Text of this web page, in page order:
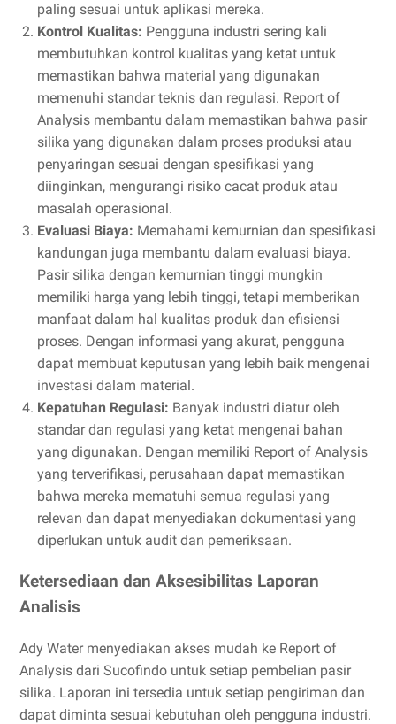
paling sesuai untuk aplikasi mereka.
Kontrol Kualitas: Pengguna industri sering kali
membutuhkan kontrol kualitas yang ketat untuk
memastikan bahwa material yang digunakan
memenuhi standar teknis dan regulasi. Report of
Analysis membantu dalam memastikan bahwa pasir
silika yang digunakan dalam proses produksi atau
penyaringan sesuai dengan spesifikasi yang
diinginkan, mengurangi risiko cacat produk atau
masalah operasional.
Evaluasi Biaya: Memahami kemurnian dan spesifikasi
kandungan juga membantu dalam evaluasi biaya.
Pasir silika dengan kemurnian tinggi mungkin
memiliki harga yang lebih tinggi, tetapi memberikan
manfaat dalam hal kualitas produk dan efisiensi
proses. Dengan informasi yang akurat, pengguna
dapat membuat keputusan yang lebih baik mengenai
investasi dalam material.
Kepatuhan Regulasi: Banyak industri diatur oleh
standar dan regulasi yang ketat mengenai bahan
yang digunakan. Dengan memiliki Report of Analysis
yang terverifikasi, perusahaan dapat memastikan
bahwa mereka mematuhi semua regulasi yang
relevan dan dapat menyediakan dokumentasi yang
diperlukan untuk audit dan pemeriksaan.
Ketersediaan dan Aksesibilitas Laporan
Analisis
Ady Water menyediakan akses mudah ke Report of
Analysis dari Sucofindo untuk setiap pembelian pasir
silika. Laporan ini tersedia untuk setiap pengiriman dan
dapat diminta sesuai kebutuhan oleh pengguna industri.